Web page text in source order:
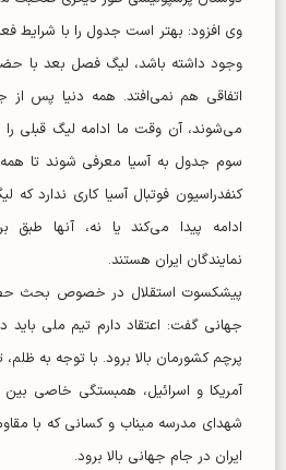
وی افزود: بهتر است جدول را با شرایط
اتفاقی هم نمی‌افتد. همه دنیا پس از
می‌شوند، آن وقت ما ادامه لیگ قبلی را
سوم جدول به آسیا معرفی شوند تا
کنفدراسیون فوتبال آسیا کاری ندارد که
ادامه پیدا می‌کند یا نه، آنها طبق
نمایندگان ایران هستند.
پیشکسوت استقلال در خصوص بحث
جهانی گفت: اعتقاد دارم تیم ملی
پرچم کشورمان بالا برود. با توجه به
آمریکا و اسرائیل، همبستگی خاصی
شهدای مدرسه میناب و کسانی که با
ایران در جام جهانی بالا برود.